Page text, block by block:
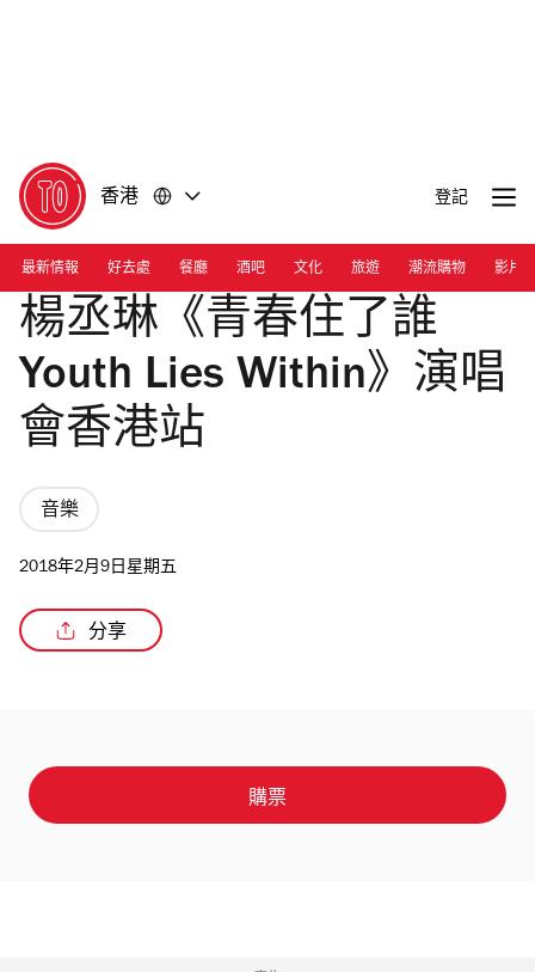
香港 登記
最新情報 好去處 餐廳 酒吧 文化 旅遊 潮流購物 影片
楊丞琳《青春住了誰
Youth Lies Within》演唱
會香港站
音樂
2018年2月9日星期五
分享
購票